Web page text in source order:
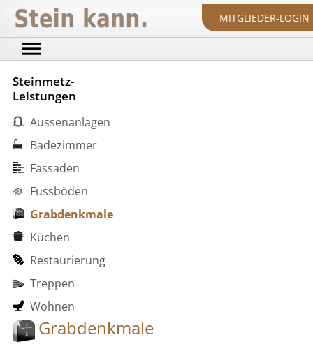
MITGLIEDER-LOGIN
Steinmetz-
Leistungen
Aussenanlagen
Badezimmer
Fassaden
Fussböden
Grabdenkmale
Küchen
Restaurierung
Treppen
Wohnen
Grabdenkmale